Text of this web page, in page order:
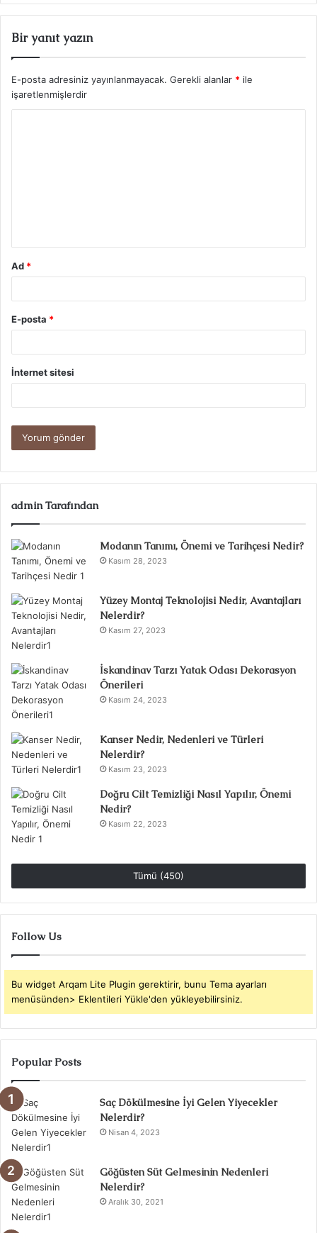
Bir yanıt yazın
E-posta adresiniz yayınlanmayacak. Gerekli alanlar * ile
işaretlenmişlerdir
Ad *
E-posta *
İnternet sitesi
admin Tarafından
Modanın Tanımı, Önemi ve Tarihçesi Nedir?
Kasım 28, 2023
Yüzey Montaj Teknolojisi Nedir, Avantajları
Nelerdir?
Kasım 27, 2023
İskandinav Tarzı Yatak Odası Dekorasyon
Önerileri
Kasım 24, 2023
Kanser Nedir, Nedenleri ve Türleri
Nelerdir?
Kasım 23, 2023
Doğru Cilt Temizliği Nasıl Yapılır, Önemi
Nedir?
Kasım 22, 2023
Tümü (450)
Follow Us
Bu widget Arqam Lite Plugin gerektirir, bunu Tema ayarları
menüsünden> Eklentileri Yükle'den yükleyebilirsiniz.
Popular Posts
Saç Dökülmesine İyi Gelen Yiyecekler
Nelerdir?
Nisan 4, 2023
Göğüsten Süt Gelmesinin Nedenleri
Nelerdir?
Aralık 30, 2021